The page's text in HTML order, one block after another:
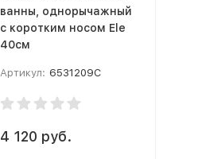
ванны, однорычажный
с коротким носом Ele
40см
Артикул: 6531209C
4 120 руб.